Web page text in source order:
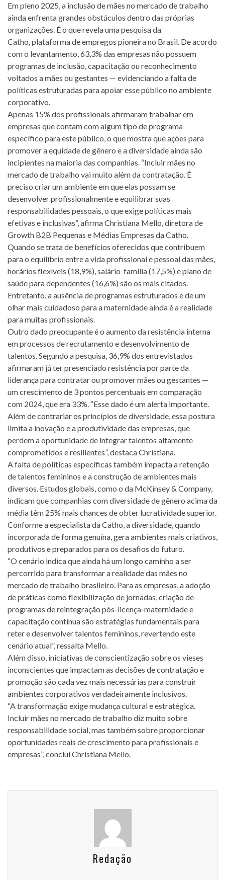
Em pleno 2025, a inclusão de mães no mercado de trabalho
ainda enfrenta grandes obstáculos dentro das próprias
organizações. É o que revela uma pesquisa da
Catho, plataforma de empregos pioneira no Brasil. De acordo
com o levantamento, 63,3% das empresas não possuem
programas de inclusão, capacitação ou reconhecimento
voltados a mães ou gestantes — evidenciando a falta de
políticas estruturadas para apoiar esse público no ambiente
corporativo.
Apenas 15% dos profissionais afirmaram trabalhar em
empresas que contam com algum tipo de programa
específico para este público, o que mostra que ações para
promover a equidade de gênero e a diversidade ainda são
incipientes na maioria das companhias. “Incluir mães no
mercado de trabalho vai muito além da contratação. É
preciso criar um ambiente em que elas possam se
desenvolver profissionalmente e equilibrar suas
responsabilidades pessoais, o que exige políticas mais
efetivas e inclusivas”, afirma Christiana Mello, diretora de
Growth B2B Pequenas e Médias Empresas da Catho.
Quando se trata de benefícios oferecidos que contribuem
para o equilíbrio entre a vida profissional e pessoal das mães,
horários flexíveis (18,9%), salário-família (17,5%) e plano de
saúde para dependentes (16,6%) são os mais citados.
Entretanto, a ausência de programas estruturados e de um
olhar mais cuidadoso para a maternidade ainda é a realidade
para muitas profissionais.
Outro dado preocupante é o aumento da resistência interna
em processos de recrutamento e desenvolvimento de
talentos. Segundo a pesquisa, 36,9% dos entrevistados
afirmaram já ter presenciado resistência por parte da
liderança para contratar ou promover mães ou gestantes —
um crescimento de 3 pontos percentuais em comparação
com 2024, que era 33%. “Esse dado é um alerta importante.
Além de contrariar os princípios de diversidade, essa postura
limita a inovação e a produtividade das empresas, que
perdem a oportunidade de integrar talentos altamente
comprometidos e resilientes”, destaca Christiana.
A falta de políticas específicas também impacta a retenção
de talentos femininos e a construção de ambientes mais
diversos. Estudos globais, como o da McKinsey & Company,
indicam que companhias com diversidade de gênero acima da
média têm 25% mais chances de obter lucratividade superior.
Conforme a especialista da Catho, a diversidade, quando
incorporada de forma genuína, gera ambientes mais criativos,
produtivos e preparados para os desafios do futuro.
“O cenário indica que ainda há um longo caminho a ser
percorrido para transformar a realidade das mães no
mercado de trabalho brasileiro. Para as empresas, a adoção
de práticas como flexibilização de jornadas, criação de
programas de reintegração pós-licença-maternidade e
capacitação contínua são estratégias fundamentais para
reter e desenvolver talentos femininos, revertendo este
cenário atual”, ressalta Mello.
Além disso, iniciativas de conscientização sobre os vieses
inconscientes que impactam as decisões de contratação e
promoção são cada vez mais necessárias para construir
ambientes corporativos verdadeiramente inclusivos.
“A transformação exige mudança cultural e estratégica.
Incluir mães no mercado de trabalho diz muito sobre
responsabilidade social, mas também sobre proporcionar
oportunidades reais de crescimento para profissionais e
empresas”, conclui Christiana Mello.
Redação